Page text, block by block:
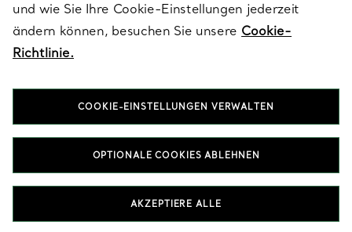
FOLGEN SIE UNS
T&Co. 2026
und wie Sie Ihre Cookie-Einstellungen jederzeit
ändern können, besuchen Sie unsere Cookie-
Richtlinie.
COOKIE-EINSTELLUNGEN VERWALTEN
OPTIONALE COOKIES ABLEHNEN
AKZEPTIERE ALLE